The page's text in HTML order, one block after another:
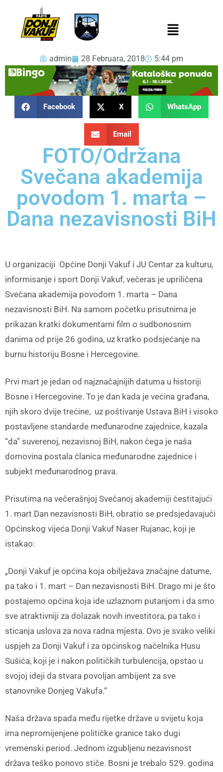
admin 28 Februara, 2018 5:44 pm
Facebook X WhatsApp
Email
FOTO/Održana
Svečana akademija
povodom 1. marta –
Dana nezavisnosti BiH
U organizaciji Općine Donji Vakuf i JU Centar za kulturu,
informisanje i sport Donji Vakuf, večeras je upriličena
Svečana akademija povodom 1. marta – Dana
nezavisnosti BiH. Na samom početku prisutnima je
prikazan kratki dokumentarni film o sudbonosnim
danima od prije 26 godina, uz kratko podsjećanje na
burnu historiju Bosne i Hercegovine.
Prvi mart je jedan od najznačajnijih datuma u historiji
Bosne i Hercegovine. To je dan kada je većina građana,
njih skoro dvije trećine, uz poštivanje Ustava BiH i visoko
postavljene standarde međunarodne zajednice, kazala
“da” suverenoj, nezavisnoj BiH, nakon čega je naša
domovina postala članica međunarodne zajednice i
subjekt međunarodnog prava.
Prisutima na večerašnjoj Svečanoj akademiji čestitajući
1. mart Dan nezavisnosti BiH, obratio se predsjedavajući
Općinskog vijeća Donji Vakuf Naser Rujanac, koji je
istakao:
„Donji Vakuf je općina koja obilježava značajne datume,
pa tako i 1. mart – Dan nezavisnosti BiH. Drago mi je što
postajemo općina koja ide uzlaznom putanjom i da smo
sve atraktivniji za dolazak novih investitora, pa tako i
sticanja uslova za nova radna mjesta. Ovo je svako veliki
uspjeh za Donji Vakuf i za općinskog načelnika Husu
Sušića, koji je i nakon političkih turbulencija, opstao u
svojoj ideji da stvara povoljan ambijent za sve
stanovnike Donjeg Vakufa.“
Naša država spada među rijetke države u svijetu koja
ima nepromijenjene političke granice tako dugi
vremenski period. Jednom izgubljenu nezavisnost
država teško ponovo stiče. Bosni je trebalo 529. godina